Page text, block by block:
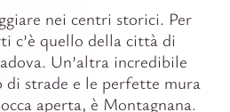
nei centri storici. Per
c’è quello della città di
Un’altra incredibile
strade e le perfette mura
aperta, è Montagnana.